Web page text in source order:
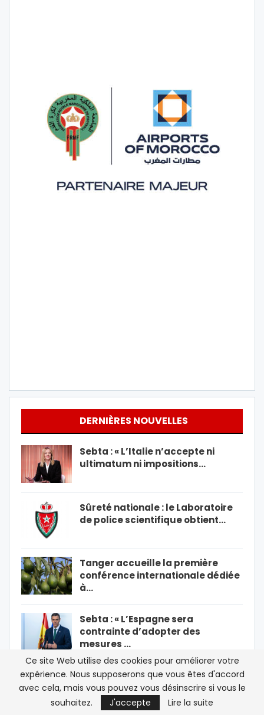
DERNIÈRES NOUVELLES
Sebta : « L’Italie n’accepte ni
ultimatum ni impositions…
Sûreté nationale : le Laboratoire
de police scientifique obtient…
Tanger accueille la première
conférence internationale dédiée
à…
Sebta : « L’Espagne sera
contrainte d’adopter des
mesures …
PRÉCÉDENT SUIVANT 1 De 30 846
Ce site Web utilise des cookies pour améliorer votre
expérience. Nous supposerons que vous êtes d'accord
avec cela, mais vous pouvez vous désinscrire si vous le
souhaitez.
J'accepte Lire la suite